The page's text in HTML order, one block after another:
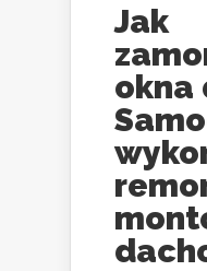
Jak
okna